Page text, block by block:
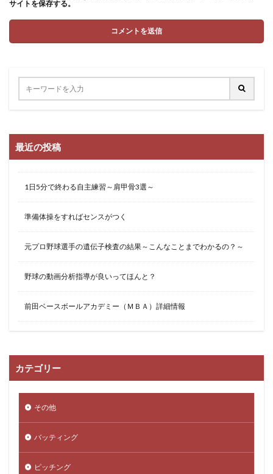
サイトを保存する。
最近の投稿
1日5分で終わる自主練習～肩甲骨3選～
準備体操をすればセンスがつく
元プロ野球選手の遺伝子検査の結果～こんなことまでわかるの？～
野球の動画分析指導が良いってほんと？
前田ベースボールアカデミー（ＭＢＡ）詳細情報
カテゴリー
その他
バッティング
ピッチング